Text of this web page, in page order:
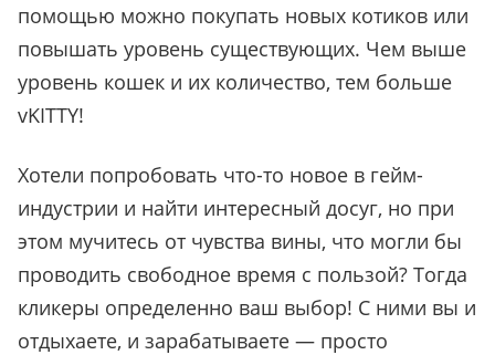
помощью можно покупать новых котиков или
повышать уровень существующих. Чем выше
уровень кошек и их количество, тем больше
vKITTY!
Хотели попробовать что-то новое в гейм-
индустрии и найти интересный досуг, но при
этом мучитесь от чувства вины, что могли бы
проводить свободное время с пользой? Тогда
кликеры определенно ваш выбор! С ними вы и
отдыхаете, и зарабатываете — просто